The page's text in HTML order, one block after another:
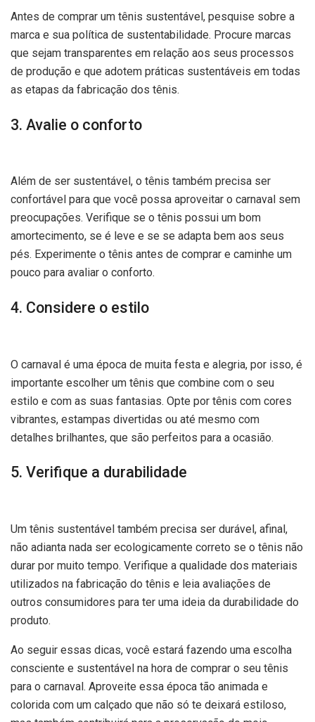
Antes de comprar um tênis sustentável, pesquise sobre a
marca e sua política de sustentabilidade. Procure marcas
que sejam transparentes em relação aos seus processos
de produção e que adotem práticas sustentáveis em todas
as etapas da fabricação dos tênis.
3. Avalie o conforto
Além de ser sustentável, o tênis também precisa ser
confortável para que você possa aproveitar o carnaval sem
preocupações. Verifique se o tênis possui um bom
amortecimento, se é leve e se se adapta bem aos seus
pés. Experimente o tênis antes de comprar e caminhe um
pouco para avaliar o conforto.
4. Considere o estilo
O carnaval é uma época de muita festa e alegria, por isso, é
importante escolher um tênis que combine com o seu
estilo e com as suas fantasias. Opte por tênis com cores
vibrantes, estampas divertidas ou até mesmo com
detalhes brilhantes, que são perfeitos para a ocasião.
5. Verifique a durabilidade
Um tênis sustentável também precisa ser durável, afinal,
não adianta nada ser ecologicamente correto se o tênis não
durar por muito tempo. Verifique a qualidade dos materiais
utilizados na fabricação do tênis e leia avaliações de
outros consumidores para ter uma ideia da durabilidade do
produto.
Ao seguir essas dicas, você estará fazendo uma escolha
consciente e sustentável na hora de comprar o seu tênis
para o carnaval. Aproveite essa época tão animada e
colorida com um calçado que não só te deixará estiloso,